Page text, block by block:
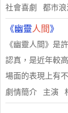
社會喜劇 都市
《幽靈人間 》
《幽靈人間》是
認真，是近年較
場面的表現上有
劇情簡介 主演